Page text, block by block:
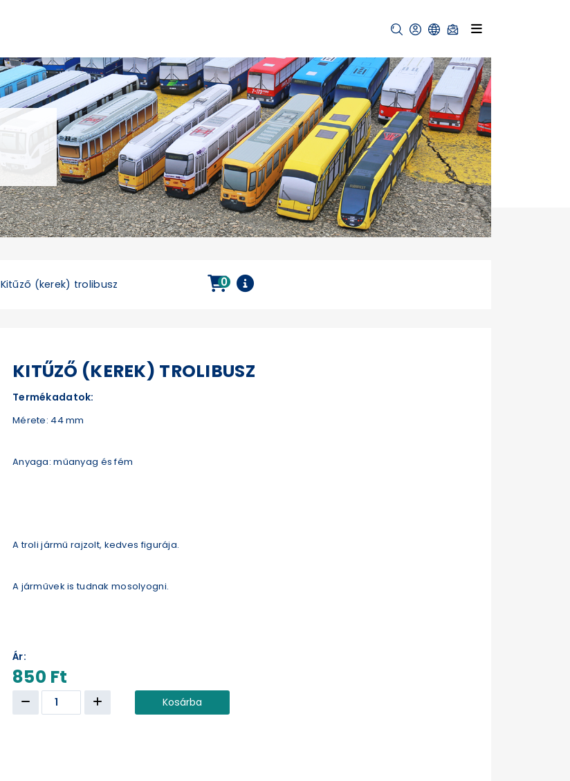
Kitűző (kerek) trolibusz 0
KITŰZŐ (KEREK) TROLIBUSZ
Termékadatok:
Mérete: 44 mm
Anyaga: műanyag és fém
A troli jármű rajzolt, kedves figurája.
A járművek is tudnak mosolyogni.
Ár:
850 Ft
Kosárba